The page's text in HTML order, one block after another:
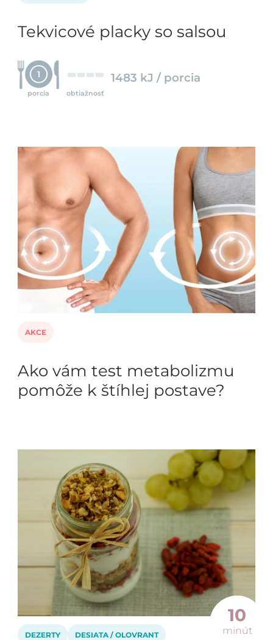
Tekvicové placky so salsou
1
porcia obtiažnosť
1483 kJ / porcia
AKCE
Ako vám test metabolizmu
pomôže k štíhlej postave?
10
minút
DEZERTY DESIATA / OLOVRANT